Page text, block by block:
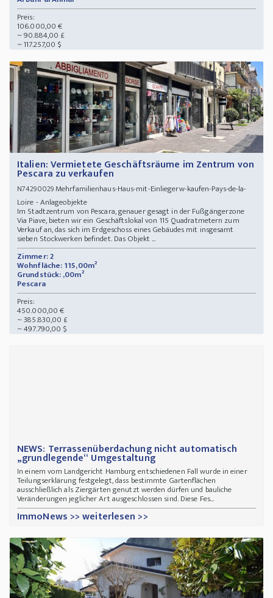
Preis:
106.000,00 €
~ 90.884,00 £
~ 117.257,00 $
Italien: Vermietete Geschäftsräume im Zentrum von
Pescara zu verkaufen
N74290029Mehrfamilienhaus-Haus-mit-Einliegerw-kaufen-Pays-de-la-
Loire - Anlageobjekte
Im Stadtzentrum von Pescara, genauer gesagt in der Fußgängerzone
Via Piave, bieten wir ein Geschäftslokal von 115 Quadratmetern zum
Verkauf an, das sich im Erdgeschoss eines Gebäudes mit insgesamt
sieben Stockwerken befindet. Das Objekt ...
Zimmer: 2
Wohnfläche: 115,00m²
Grundstück: ,00m²
Pescara
Preis:
450.000,00 €
~ 385.830,00 £
~ 497.790,00 $
NEWS: Terrassenüberdachung nicht automatisch
„grundlegende“ Umgestaltung
In einem vom Landgericht Hamburg entschiedenen Fall wurde in einer
Teilungserklärung festgelegt, dass bestimmte Gartenflächen
ausschließlich als Ziergärten genutzt werden dürfen und bauliche
Veränderungen jeglicher Art ausgeschlossen sind. Diese Fes...
ImmoNews >> weiterlesen >>